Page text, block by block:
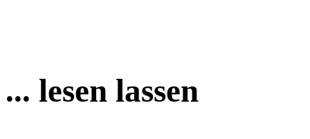
... lesen lassen